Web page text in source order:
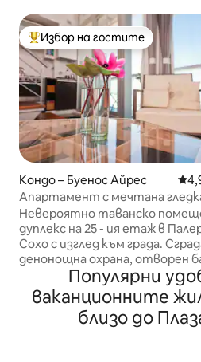
Най-популярен избор на
Избор на гостите
Кондо – Буенос Айрес
Апартамент с мечтана
лофт на небето в Сохо
Невероятно таванско
дуплекс на 25 - ия етаж в
Сохо с изглед към града.
денонощна охрана, отворен
от 15 ноември до 15 април,
фитнес зала на 31 - ви етаж.
Настаняване: 14:00 Ч. и
освобождаване в 11:00 Ч.
Популярни
ваканционните
близо до